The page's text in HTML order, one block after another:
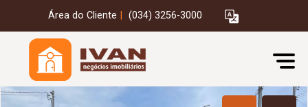
Área do Cliente (034) 3256-3000